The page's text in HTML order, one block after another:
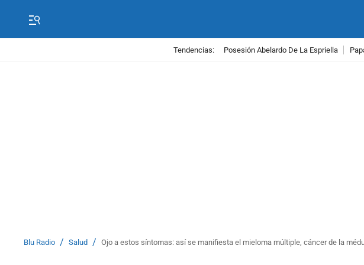
Tendencias: Posesión Abelardo De La Espriella
Blu Radio / Salud / Ojo a estos síntomas: así se manifiesta el mieloma múltiple, cáncer de la